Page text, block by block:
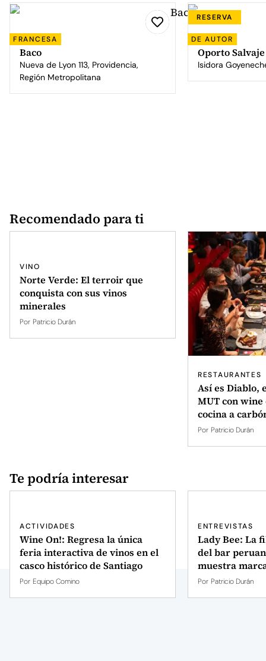
FRANCESA
Baco
Nueva de Lyon 113, Providencia,
Región Metropolitana
RESERVA
DE AUTOR
Oporto Salvaje
Isidora
Recomendado para ti
VINO
Norte Verde: El terroir que
conquista con sus vinos
minerales
Por Patricio Durán
RESTAURANTES
Así es Diablo,
MUT con
cocina a
Por Patricio Durán
Te podría interesar
ACTIVIDADES
Wine On!: Regresa la única
feria interactiva de vinos en el
casco histórico de Santiago
Por Equipo Comino
ENTREVISTAS
Lady Bee: La
del bar
muestra
Por Patricio Durán